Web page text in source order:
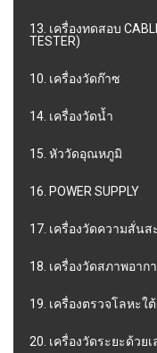
13. เครื่องทดสอบ
TESTER)
10. เครื่องวัดก๊าซ
14. เครื่องวัดน้ำ
15. หัววัดอุณหภูมิ
16. POWER SUPPLY
17. เครื่องวัดความสั่นส
18. เครื่องวัดสภาพอาก
19. เครื่องตรวจโลหะใ
20. เครื่องวัดระยะด้วยเ